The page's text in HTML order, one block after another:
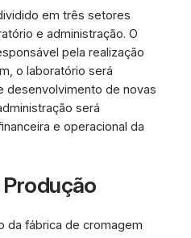
em três setores
e administração. O
pela realização
o laboratório será
desenvolvimento de novas
será
e operacional da
da fábrica de cromagem